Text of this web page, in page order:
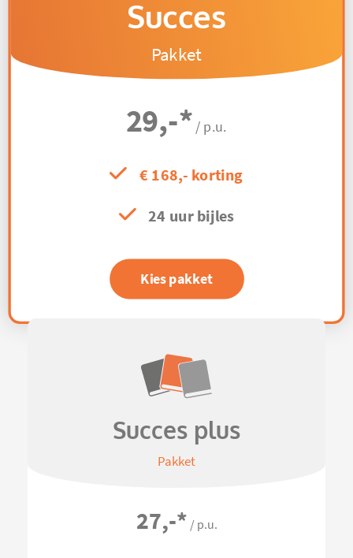
Succes
Pakket
29,-* / p.u.
€ 168,- korting
24 uur bijles
Kies pakket
Succes plus
Pakket
27,-* / p.u.